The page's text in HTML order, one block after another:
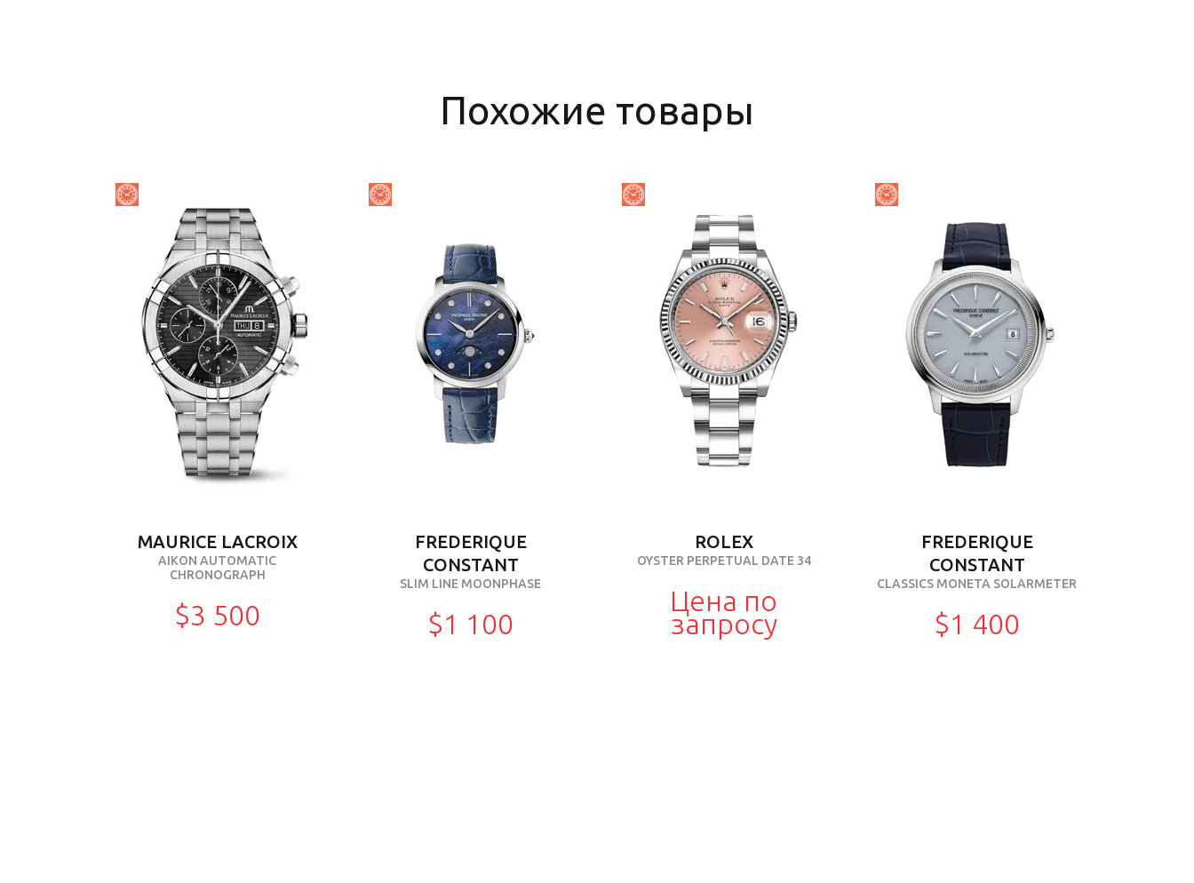
Похожие товары
MAURICE LACROIX
AIKON AUTOMATIC
CHRONOGRAPH
$3 500
FREDERIQUE
CONSTANT
SLIM LINE MOONPHASE
$1 100
ROLEX
OYSTER PERPETUAL DATE 34
Цена по
запросу
FREDERIQUE
CONSTANT
CLASSICS MONETA SOLARMETER
$1 400